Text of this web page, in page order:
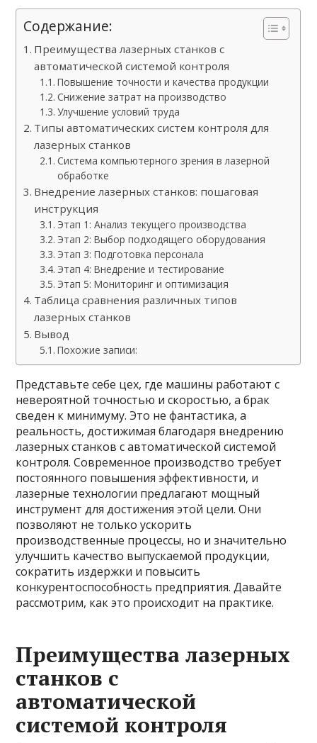
Содержание:
Преимущества лазерных станков с
автоматической системой контроля
Повышение точности и качества продукции
Снижение затрат на производство
Улучшение условий труда
Типы автоматических систем контроля для
лазерных станков
Система компьютерного зрения в лазерной
обработке
Внедрение лазерных станков: пошаговая
инструкция
Этап 1: Анализ текущего производства
Этап 2: Выбор подходящего оборудования
Этап 3: Подготовка персонала
Этап 4: Внедрение и тестирование
Этап 5: Мониторинг и оптимизация
Таблица сравнения различных типов
лазерных станков
Вывод
Похожие записи:
Представьте себе цех, где машины работают с
невероятной точностью и скоростью, а брак
сведен к минимуму. Это не фантастика, а
реальность, достижимая благодаря внедрению
лазерных станков с автоматической системой
контроля. Современное производство требует
постоянного повышения эффективности, и
лазерные технологии предлагают мощный
инструмент для достижения этой цели. Они
позволяют не только ускорить
производственные процессы, но и значительно
улучшить качество выпускаемой продукции,
сократить издержки и повысить
конкурентоспособность предприятия. Давайте
рассмотрим, как это происходит на практике.
Преимущества лазерных
станков с
автоматической
системой контроля